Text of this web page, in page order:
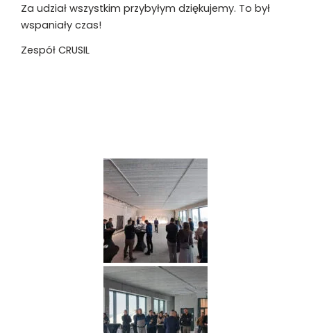
Za udział wszystkim przybyłym dziękujemy. To był
wspaniały czas!
Zespół CRUSIL